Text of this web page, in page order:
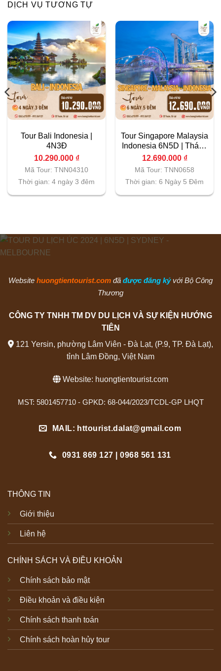
DỊCH VỤ TƯƠNG TỰ
Tour Bali Indonesia |
4N3Đ
10.290.000 ₫
Mã Tour: TNN04310
Thời gian: 4 ngày 3 đêm
Tour Singapore Malaysia
Indonesia 6N5D | Tháng
7,8
12.690.000 ₫
Mã Tour: TNN0658
Thời gian: 6 Ngày 5 Đêm
Website huongtientourist.com đã được đăng ký với Bộ Công
Thương
CÔNG TY TNHH TM DV DU LỊCH VÀ SỰ KIỆN HƯỚNG
TIÊN
121 Yersin, phường Lâm Viên - Đà Lạt, (P.9, TP. Đà Lạt),
tỉnh Lâm Đồng, Việt Nam
Website: huongtientourist.com
MST: 5801457710 - GPKD: 68-044/2023/TCDL-GP LHQT
MAIL: httourist.dalat@gmail.com
0931 869 127 | 0968 561 131
THÔNG TIN
Giới thiệu
Liên hệ
CHÍNH SÁCH VÀ ĐIỀU KHOẢN
Chính sách bảo mật
Điều khoản và điều kiện
Chính sách thanh toán
Chính sách hoàn hủy tour